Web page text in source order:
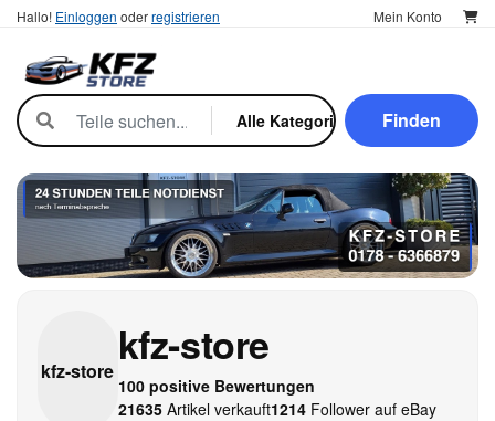
Hallo! Einloggen oderregistrieren Mein Konto
Finden
kfz-store
kfz-store
100 positive Bewertungen
21635Artikel verkauft1214Follower auf eBay